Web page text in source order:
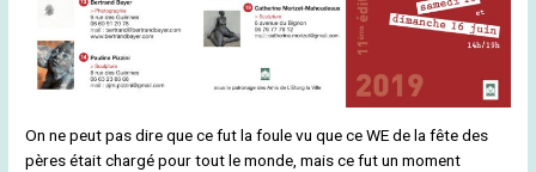
On ne peut pas dire que ce fut la foule vu que ce WE de la fête des
pères était chargé pour tout le monde, mais ce fut un moment